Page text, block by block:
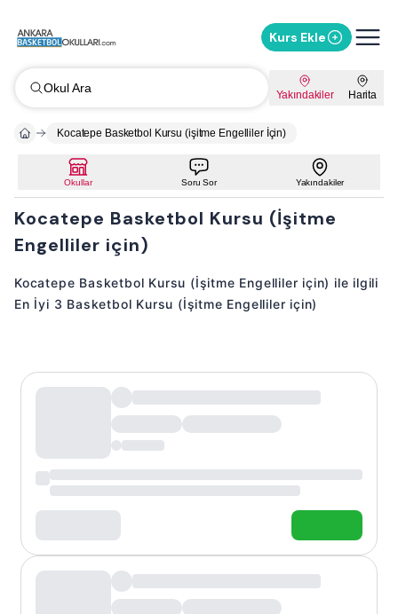
Kurs Ekle
Okul Ara Yakındakiler Harita
Kocatepe Basketbol Kursu (işitme Engelliler İçin)
Okullar Soru Sor Yakındakiler
Kocatepe Basketbol Kursu (İşitme
Engelliler için)
Kocatepe Basketbol Kursu (İşitme Engelliler için) ile ilgili
En İyi 3 Basketbol Kursu (İşitme Engelliler için)